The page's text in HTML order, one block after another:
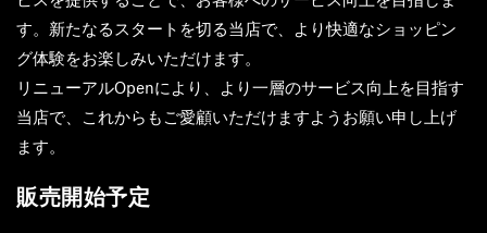
About Us
Technology
Sound Space
す。新たなるスタートを切る当店で、より快適なショッピン
グ体験をお楽しみいただけます。
リニューアルOpenにより、より一層のサービス向上を目指す
当店で、これからもご愛顧いただけますようお願い申し上げ
ます。
販売開始予定